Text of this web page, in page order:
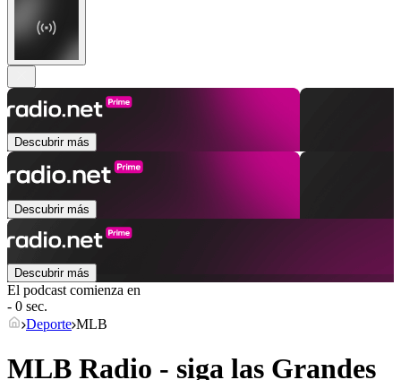
Descubrir más
Descubrir más
Descubrir más
El podcast comienza en
- 0 sec.
Deporte MLB
MLB Radio - siga las Grandes